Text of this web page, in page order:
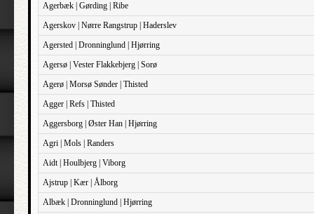
Agerbæk | Gørding | Ribe
Agerskov | Nørre Rangstrup | Haderslev
Agersted | Dronninglund | Hjørring
Agersø | Vester Flakkebjerg | Sorø
Agerø | Morsø Sønder | Thisted
Agger | Refs | Thisted
Aggersborg | Øster Han | Hjørring
Agri | Mols | Randers
Aidt | Houlbjerg | Viborg
Ajstrup | Kær | Ålborg
Albæk | Dronninglund | Hjørring